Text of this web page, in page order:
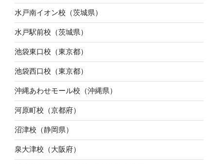
水戸南イオン校（茨城県）
水戸駅前校（茨城県）
池袋東口校（東京都）
池袋西口校（東京都）
沖縄あわせモール校（沖縄県）
河原町校（京都府）
沼津校（静岡県）
泉大津校（大阪府）